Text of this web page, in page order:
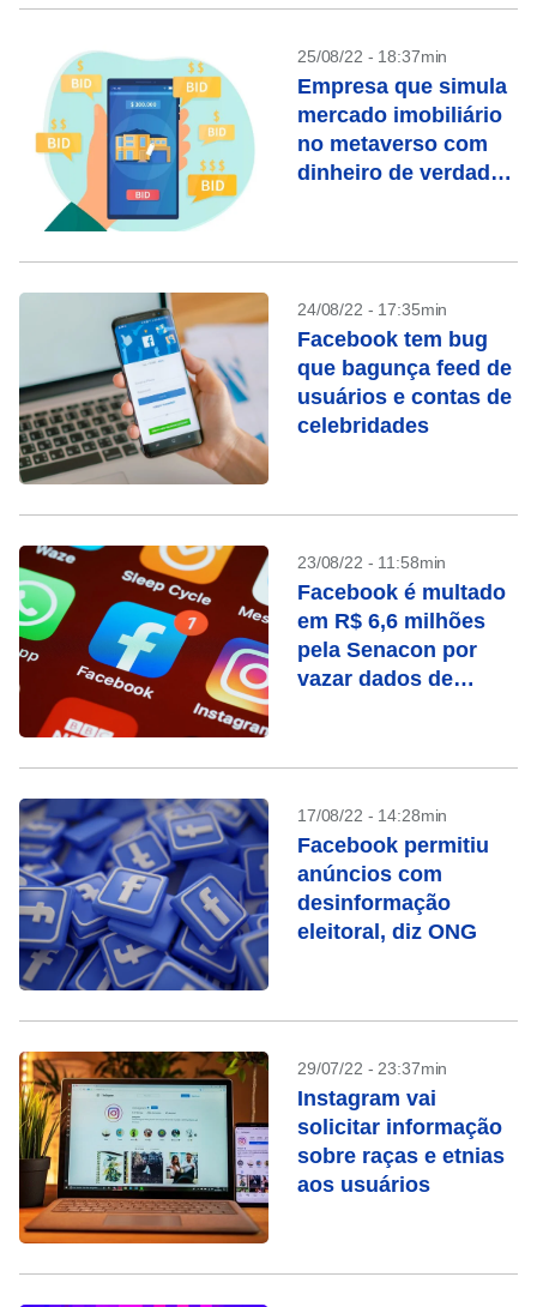
25/08/22 - 18:37min
Empresa que simula
mercado imobiliário
no metaverso com
dinheiro de verdade
24/08/22 - 17:35min
Facebook tem bug
que bagunça feed de
usuários e contas de
celebridades
23/08/22 - 11:58min
Facebook é multado
em R$ 6,6 milhões
pela Senacon por
vazar dados de
17/08/22 - 14:28min
Facebook permitiu
anúncios com
desinformação
eleitoral, diz ONG
29/07/22 - 23:37min
Instagram vai
solicitar informação
sobre raças e etnias
aos usuários